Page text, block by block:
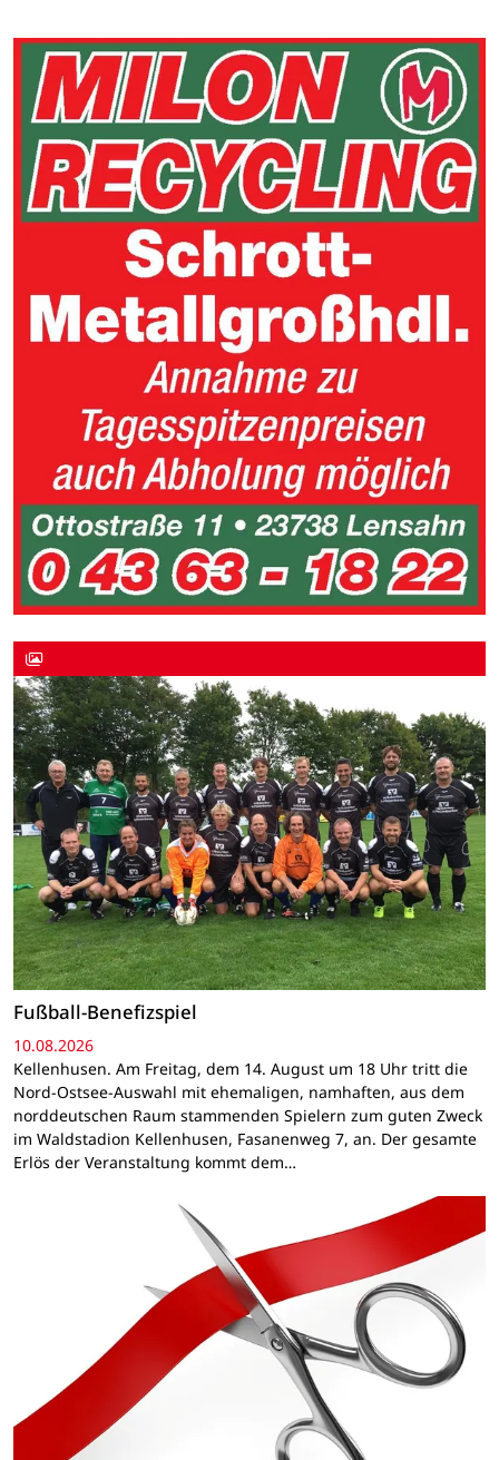
Fußball-Benefizspiel
10.08.2026
Kellenhusen. Am Freitag, dem 14. August um 18 Uhr tritt die
Nord-Ostsee-Auswahl mit ehemaligen, namhaften, aus dem
norddeutschen Raum stammenden Spielern zum guten Zweck
im Waldstadion Kellenhusen, Fasanenweg 7, an. Der gesamte
Erlös der Veranstaltung kommt dem…